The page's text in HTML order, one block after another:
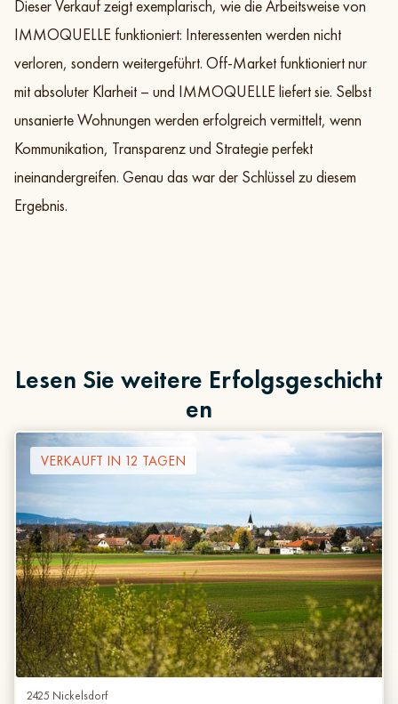
Dieser Verkauf zeigt exemplarisch, wie die Arbeitsweise von
IMMOQUELLE funktioniert: Interessenten werden nicht
verloren, sondern weitergeführt. Off-Market funktioniert nur
mit absoluter Klarheit – und IMMOQUELLE liefert sie. Selbst
unsanierte Wohnungen werden erfolgreich vermittelt, wenn
Kommunikation, Transparenz und Strategie perfekt
ineinandergreifen. Genau das war der Schlüssel zu diesem
Ergebnis.
Lesen Sie weitere Erfolgsgeschicht
en
VERKAUFT IN 12 TAGEN
2425 Nickelsdorf